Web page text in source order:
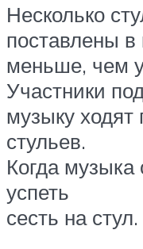
Несколько
поставлены в
меньше, чем
Участники
музыку ходят
стульев.
Когда
успеть
сесть на стул.